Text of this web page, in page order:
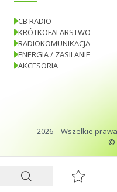
CB RADIO
KRÓTKOFALARSTWO
RADIOKOMUNIKACJA
ENERGIA / ZASILANIE
AKCESORIA
2026– Wszelkie
©